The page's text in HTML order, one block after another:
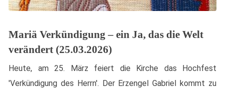
Mariä Verkündigung – ein Ja, das die Welt
verändert (25.03.2026)
Heute, am 25. März feiert die Kirche das Hochfest
'Verkündigung des Herrn'. Der Erzengel Gabriel kommt zu